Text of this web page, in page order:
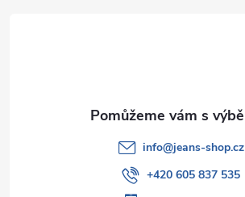
info@jeans-shop.cz
+420 605 837 535